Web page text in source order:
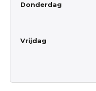
Donderdag
Vrijdag